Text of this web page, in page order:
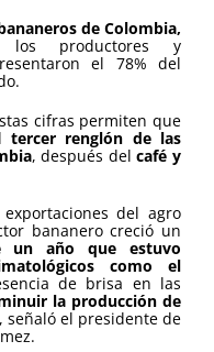
de Colombia,
productores y
el 78% del
cifras permiten que
tercer renglón de las
, después delcafé y
del agro
bananero creció un
un año que estuvo
como el
de brisa en las
la producción de
señaló el presidente de